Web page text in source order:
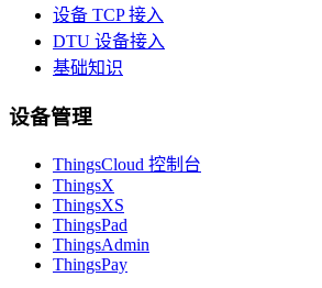
设备 TCP 接入
DTU 设备接入
基础知识
设备管理
ThingsCloud 控制台
ThingsX
ThingsXS
ThingsPad
ThingsAdmin
ThingsPay